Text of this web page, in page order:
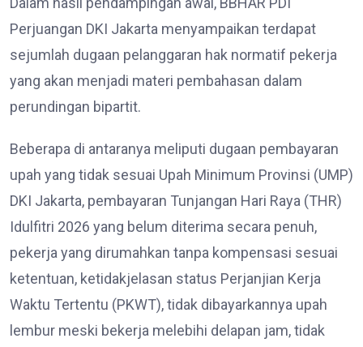
Perjuangan DKI Jakarta menyampaikan terdapat
sejumlah dugaan pelanggaran hak normatif pekerja
yang akan menjadi materi pembahasan dalam
perundingan bipartit.
Beberapa di antaranya meliputi dugaan pembayaran
upah yang tidak sesuai Upah Minimum Provinsi (UMP)
DKI Jakarta, pembayaran Tunjangan Hari Raya (THR)
Idulfitri 2026 yang belum diterima secara penuh,
pekerja yang dirumahkan tanpa kompensasi sesuai
ketentuan, ketidakjelasan status Perjanjian Kerja
Waktu Tertentu (PKWT), tidak dibayarkannya upah
lembur meski bekerja melebihi delapan jam, tidak